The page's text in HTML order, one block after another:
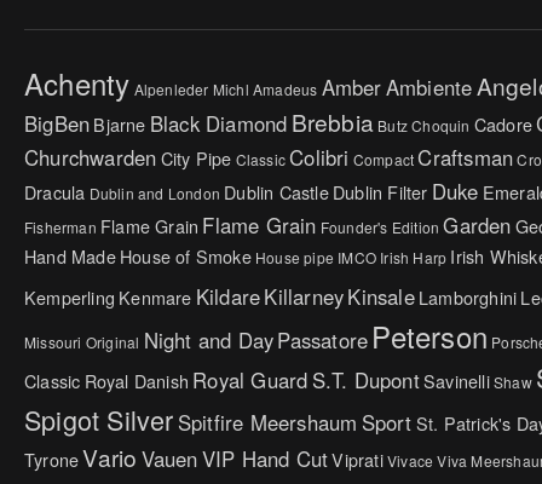
Achenty Alpenleder Michl Amadeus AmberAmbiente
BigBenBjarne Black Diamond Brebbia Butz Choquin Cadore
ChurchwardenCity Pipe ClassicColibri Compact Craftsman
Dracula Dublin and London Dublin CastleDublin Filter Duke
Fisherman Flame Grain Flame Grain Founder's Edition Garden
Hand MadeHouse of Smoke House pipe IMCO Irish Harp Irish
Kemperling Kenmare KildareKillarneyKinsaleLamborghini
Missouri Original Night and DayPassatore Peterson
Classic Royal Danish Royal Guard S.T. DupontSavinelliShaw
Spigot Silver Spitfire Meershaum SportSt. Patrick's
TyroneVario VauenVIP Hand CutVipratiVivace Viva